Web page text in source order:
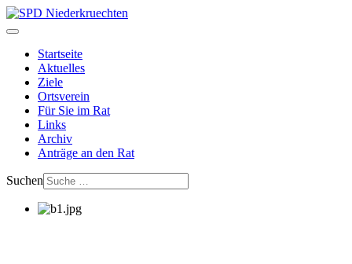
Startseite
Aktuelles
Ziele
Ortsverein
Für Sie im Rat
Links
Archiv
Anträge an den Rat
Suchen